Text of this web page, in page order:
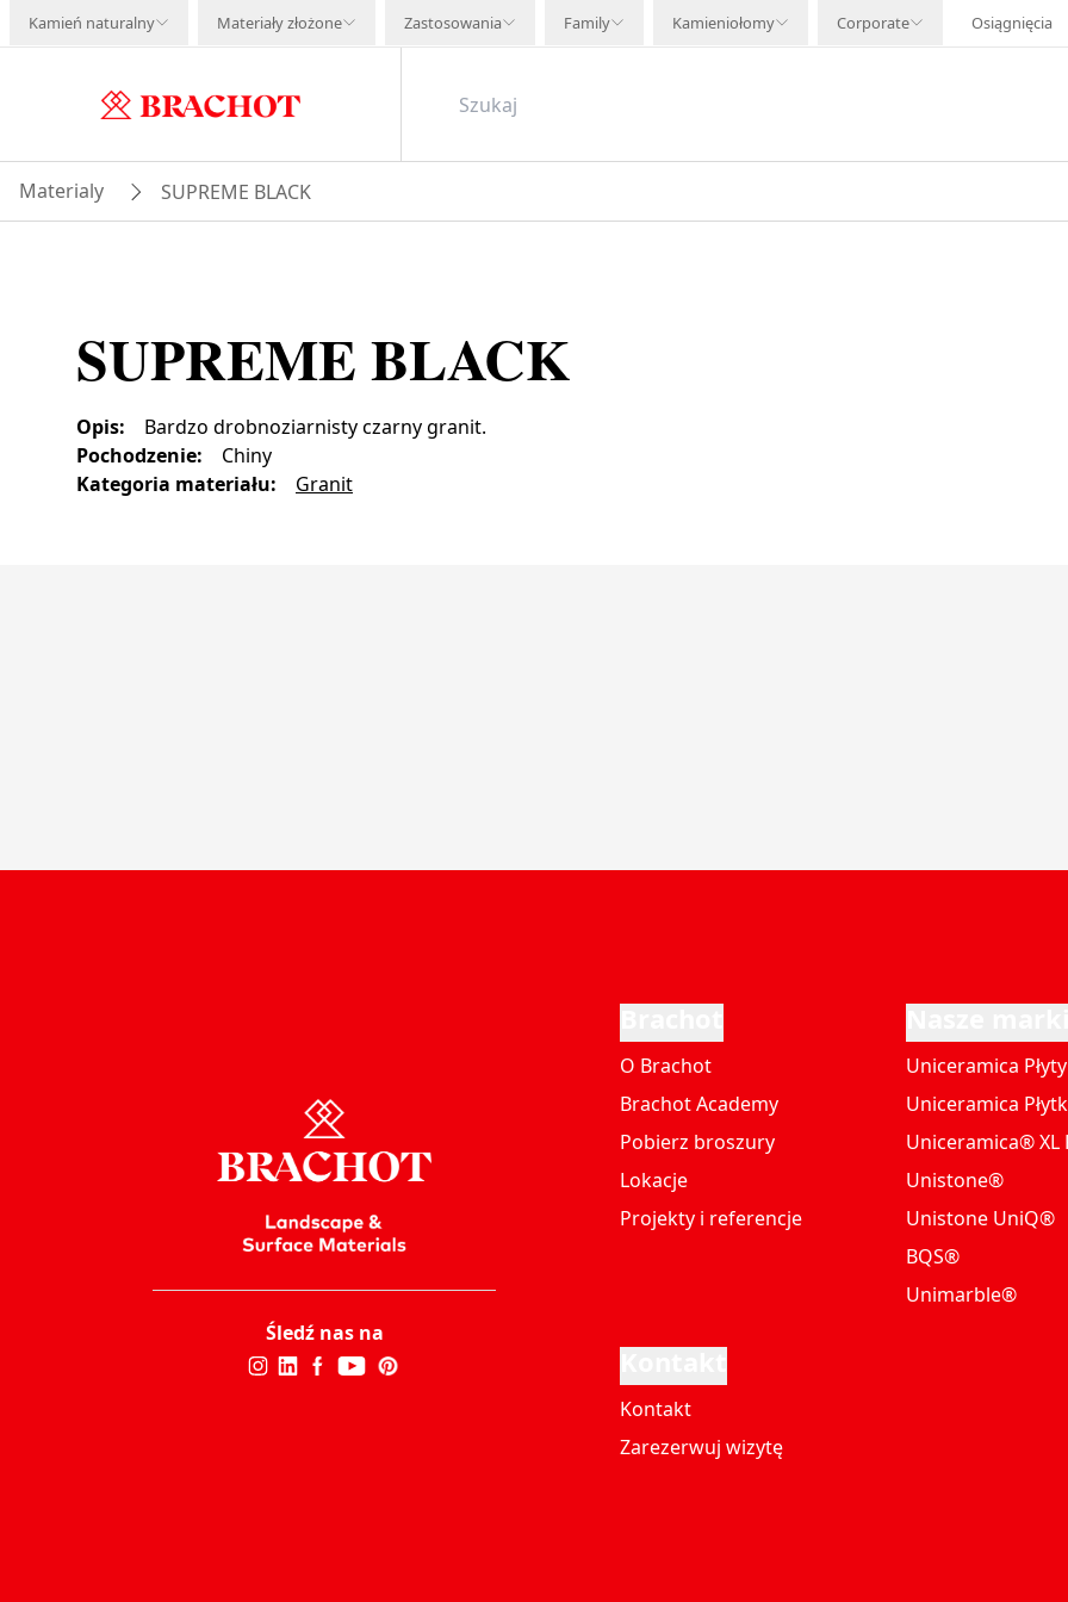
Kamień naturalny Materiały złożone Zastosowania Family Kamieniołomy Corporate Osiągnięcia
Materialy SUPREME BLACK
SUPREME BLACK
Opis:
Bardzo drobnoziarnisty czarny granit.
Pochodzenie:
Chiny
Kategoria materiału: Granit
Śledź nas na
O Brachot
Brachot Academy
Pobierz broszury
Lokacje
Projekty i referencje
Uniceramica Płyty
Uniceramica
Uniceramica® XL
Unistone®
Unistone UniQ®
BQS®
Unimarble®
Kontakt
Zarezerwuj wizytę